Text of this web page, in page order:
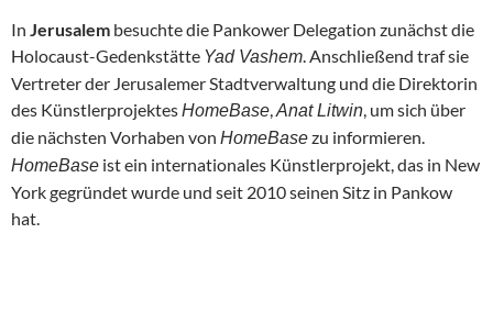
In Jerusalem besuchte die Pankower Delegation zunächst die
Holocaust-Gedenkstätte Yad Vashem. Anschließend traf sie
Vertreter der Jerusalemer Stadtverwaltung und die Direktorin
des KünstlerprojektesHomeBase,Anat Litwin, um sich über
die nächsten Vorhaben von HomeBasezu informieren.
HomeBase ist ein internationales Künstlerprojekt, das in New
York gegründet wurde und seit 2010 seinen Sitz in Pankow
hat.